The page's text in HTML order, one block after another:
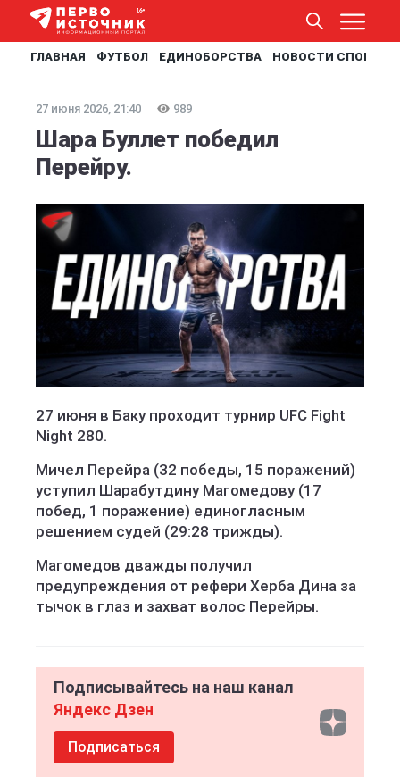
ГЛАВНАЯ ФУТБОЛ ЕДИНОБОРСТВА НОВОСТИ СПОРТА
27 июня 2026, 21:40 989
Шара Буллет победил
Перейру.
27 июня в Баку проходит турнир UFC Fight
Night 280.
Мичел Перейра (32 победы, 15 поражений)
уступил Шарабутдину Магомедову (17
побед, 1 поражение) единогласным
решением судей (29:28 трижды).
Магомедов дважды получил
предупреждения от рефери Херба Дина за
тычок в глаз и захват волос Перейры.
Подписывайтесь на наш канал
Яндекс Дзен
Подписаться